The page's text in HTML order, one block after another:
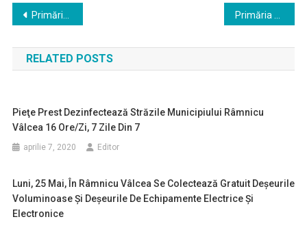
Navigare
în
articole
Primăria Râmnicului începe demersurile de reabilitare a drumului de legătură de-a lungul Oltului cu comuna Bujoreni
RELATED POSTS
Pieţe Prest Dezinfectează Străzile Municipiului Râmnicu
Vâlcea 16 Ore/zi, 7 Zile Din 7
aprilie 7, 2020 Editor
Luni, 25 Mai, În Râmnicu Vâlcea Se Colectează Gratuit Deşeurile
Voluminoase Şi Deşeurile De Echipamente Electrice Şi
Electronice